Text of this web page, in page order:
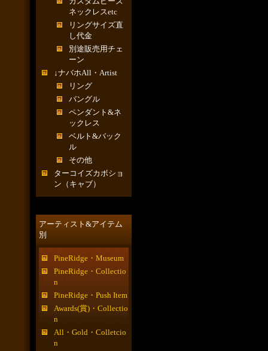
ネックレスetc
リングサイズ直
し代金
別途販売用チェ
ーン
↓ナバホAll・Artist
リング
バングル
ペンダント&ネ
ックレス
ベルト&バック
ル
その他
ターコイズカボショ
ン（キャブ）
アーティスト&アイテム
別
PineRidge・Museum
PineRidge・Collectio
n
PineRidge・Push Item
Awards(賞)・Collectio
n
All・Gold・Colletcio
n